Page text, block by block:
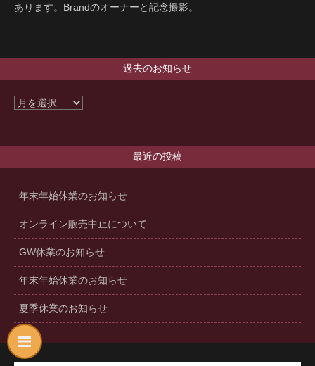
あります。Brandのオーナーと記念撮影。
過去のお知らせ
最近の投稿
年末年始休業のお知らせ
オンライン販売中止について
GW休業のお知らせ
年末年始休業のお知らせ
夏季休業のお知らせ